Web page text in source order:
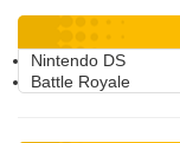
Nintendo DS
Battle Royale